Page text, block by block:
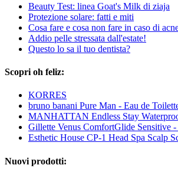
Beauty Test: linea Goat's Milk di ziaja
Protezione solare: fatti e miti
Cosa fare e cosa non fare in caso di
Addio pelle stressata dall'estate!
Questo lo sa il tuo dentista?
Scopri oh feliz:
KORRES
bruno banani Pure Man - Eau de
MANHATTAN Endless Stay
Gillette Venus ComfortGlide Sensitive -
Esthetic House CP-1 Head Spa Scalp
Nuovi prodotti: